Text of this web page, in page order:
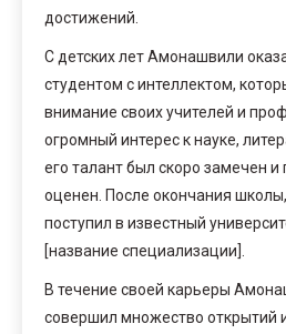
достижений.
С детских лет Амонашвили
студентом с интеллектом,
внимание своих учителей и
огромный интерес к науке,
его талант был скоро замечен и
оценен. После окончания
поступил в известный
[название специализации].
В течение своей карьеры
совершил множество открытий